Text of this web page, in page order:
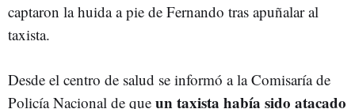
captaron la huida a pie de Fernando tras apuñalar al
taxista.
Desde el centro de salud se informó a la Comisaría de
Policía Nacional de que un taxista había sido atacado